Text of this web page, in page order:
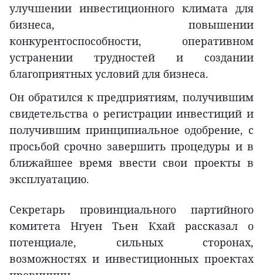
улучшении инвестиционного климата для
бизнеса, повышении
конкурентоспособности, оперативном
устранении трудностей и создании
благоприятных условий для бизнеса.
Он обратился к предприятиям, получившим
свидетельства о регистрации инвестиций и
получившим принципиальное одобрение, с
просьбой срочно завершить процедуры и в
ближайшее время ввести свои проекты в
эксплуатацию.
Секретарь провинциального партийного
комитета Нгуен Тьен Кхай рассказал о
потенциале, сильных сторонах,
возможностях и инвестиционных проектах